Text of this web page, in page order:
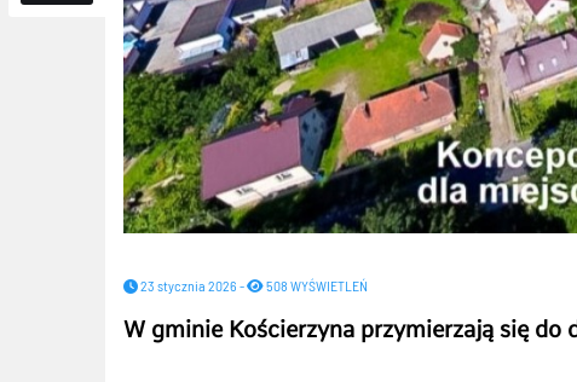
23 stycznia 2026 - 508 WYŚWIETLEŃ
W gminie Kościerzyna przymierzają się do